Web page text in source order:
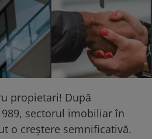
propietari! După
sectorul imobiliar în
o creștere semnificativă.